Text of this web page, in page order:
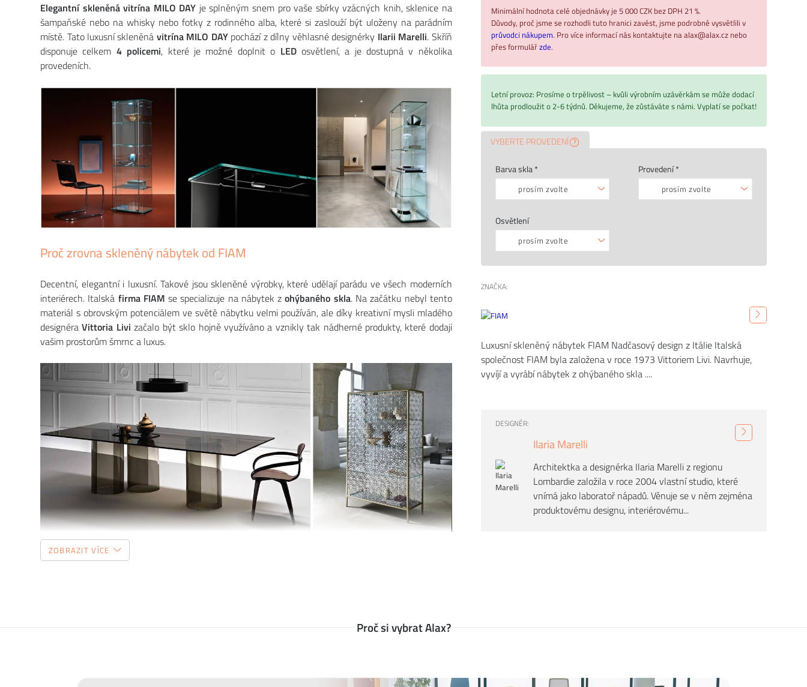
Minimální hodnota celé objednávky je 5 000 CZK bez DPH 21 %.
Důvody, proč jsme se rozhodli tuto hranici zavést, jsme podrobně vysvětlili v
průvodci nákupem. Pro více informací nás kontaktujte na alax@alax.cz nebo
přes formulářzde.
Letní provoz: Prosíme o trpělivost – kvůli výrobním uzávěrkám se může dodací
lhůta prodloužit o 2-6 týdnů. Děkujeme, že zůstáváte s námi. Vyplatí se počkat!
VYBERTE PROVEDENÍ
Barva skla *
prosím zvolte
Provedení *
prosím zvolte
Osvětlení
prosím zvolte
ZNAČKA:
Luxusní skleněný nábytek FIAM Nadčasový design z Itálie Italská
společnost FIAM byla založena v roce 1973 Vittoriem Livi. Navrhuje,
vyvíjí a vyrábí nábytek z ohýbaného skla ....
DESIGNÉR:
Ilaria Marelli
Architektka a designérka Ilaria Marelli z regionu
Lombardie založila v roce 2004 vlastní studio, které
vnímá jako laboratoř nápadů. Věnuje se v něm zejména
produktovému designu, interiérovému...
Elegantní skleněná vitrína MILO DAY je splněným snem pro vaše sbírky vzácných knih, sklenice na
šampaňské nebo na whisky nebo fotky z rodinného alba, které si zaslouží být uloženy na parádním
místě. Tato luxusní skleněná vitrína MILO DAYpochází z dílny věhlasné designérky Ilarii Marelli. Skříň
disponuje celkem 4 policemi, které je možné doplnit o LED osvětlení, a je dostupná v několika
provedeních.
Proč zrovna skleněný nábytek od FIAM
Decentní, elegantní i luxusní. Takové jsou skleněné výrobky, které udělají parádu ve všech moderních
interiérech. Italská firma FIAM se specializuje na nábytek zohýbaného skla. Na začátku nebyl tento
materiál s obrovským potenciálem ve světě nábytku velmi používán, ale díky kreativní mysli mladého
designéraVittoria Livi začalo být sklo hojně využíváno a vznikly tak nádherné produkty, které dodají
vašim prostorům šmrnc a luxus.
ZOBRAZIT VÍCE
Proč si vybrat Alax?